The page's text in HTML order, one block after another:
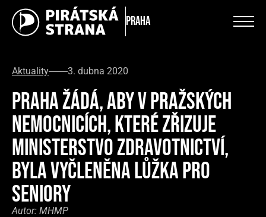
Praha
Aktuality 3. dubna 2020
PRAHA ŽÁDÁ, ABY V PRAŽSKÝCH
NEMOCNICÍCH, KTERÉ ZŘIZUJE
MINISTERSTVO ZDRAVOTNICTVÍ,
BYLA VYČLENĚNA LŮŽKA PRO
SENIORY
Autor: MHMP